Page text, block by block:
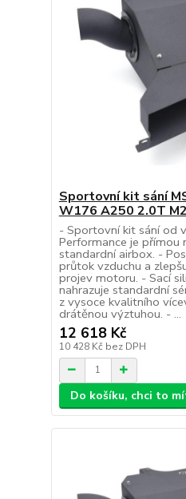
Sportovní kit sání
W176 A250 2.0T
- Sportovní kit sání od
Performance je přímou
standardní airbox. -
průtok vzduchu a
projev motoru. - Sací
nahrazuje standardní
z vysoce kvalitního
drátěnou výztuhou. - ...
12 618 Kč
10 428 Kč bez DPH
Do košíku, chci to